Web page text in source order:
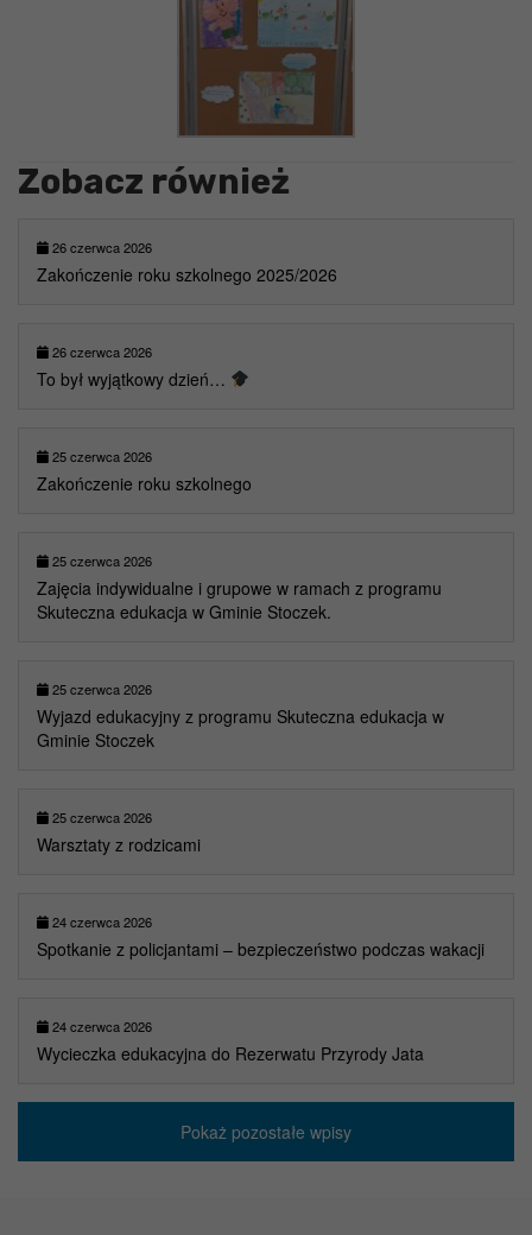
Zobacz również
26 czerwca 2026
Zakończenie roku szkolnego 2025/2026
26 czerwca 2026
To był wyjątkowy dzień…
25 czerwca 2026
Zakończenie roku szkolnego
25 czerwca 2026
Zajęcia indywidualne i grupowe w ramach z programu
Skuteczna edukacja w Gminie Stoczek.
25 czerwca 2026
Wyjazd edukacyjny z programu Skuteczna edukacja w
Gminie Stoczek
25 czerwca 2026
Warsztaty z rodzicami
24 czerwca 2026
Spotkanie z policjantami – bezpieczeństwo podczas wakacji
24 czerwca 2026
Wycieczka edukacyjna do Rezerwatu Przyrody Jata
Pokaż pozostałe wpisy